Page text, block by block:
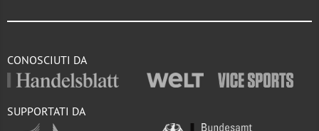
CONOSCIUTI DA
SUPPORTATI DA